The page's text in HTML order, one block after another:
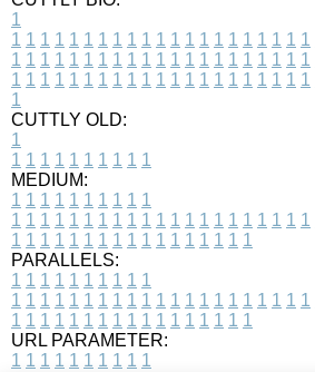
1
1 1 1 1 1 1 1 1 1 1 1 1 1 1 1 1 1 1 1 1 1
1 1 1 1 1 1 1 1 1 1 1 1 1 1 1 1 1 1 1 1 1
1 1 1 1 1 1 1 1 1 1 1 1 1 1 1 1 1 1 1 1 1
1
CUTTLY OLD:
1
1 1 1 1 1 1 1 1 1 1
MEDIUM:
1 1 1 1 1 1 1 1 1 1
1 1 1 1 1 1 1 1 1 1 1 1 1 1 1 1 1 1 1 1 1
1 1 1 1 1 1 1 1 1 1 1 1 1 1 1 1 1
PARALLELS:
1 1 1 1 1 1 1 1 1 1
1 1 1 1 1 1 1 1 1 1 1 1 1 1 1 1 1 1 1 1 1
1 1 1 1 1 1 1 1 1 1 1 1 1 1 1 1 1
URL PARAMETER:
1 1 1 1 1 1 1 1 1 1